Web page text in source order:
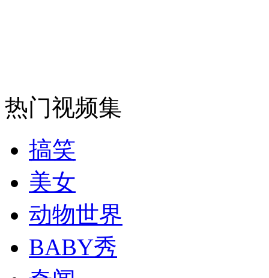
纽约上演“枕头大战”
司机酒驾遇交警 急速倒车逃窜
热门视频集
搞笑
美女
动物世界
BABY秀